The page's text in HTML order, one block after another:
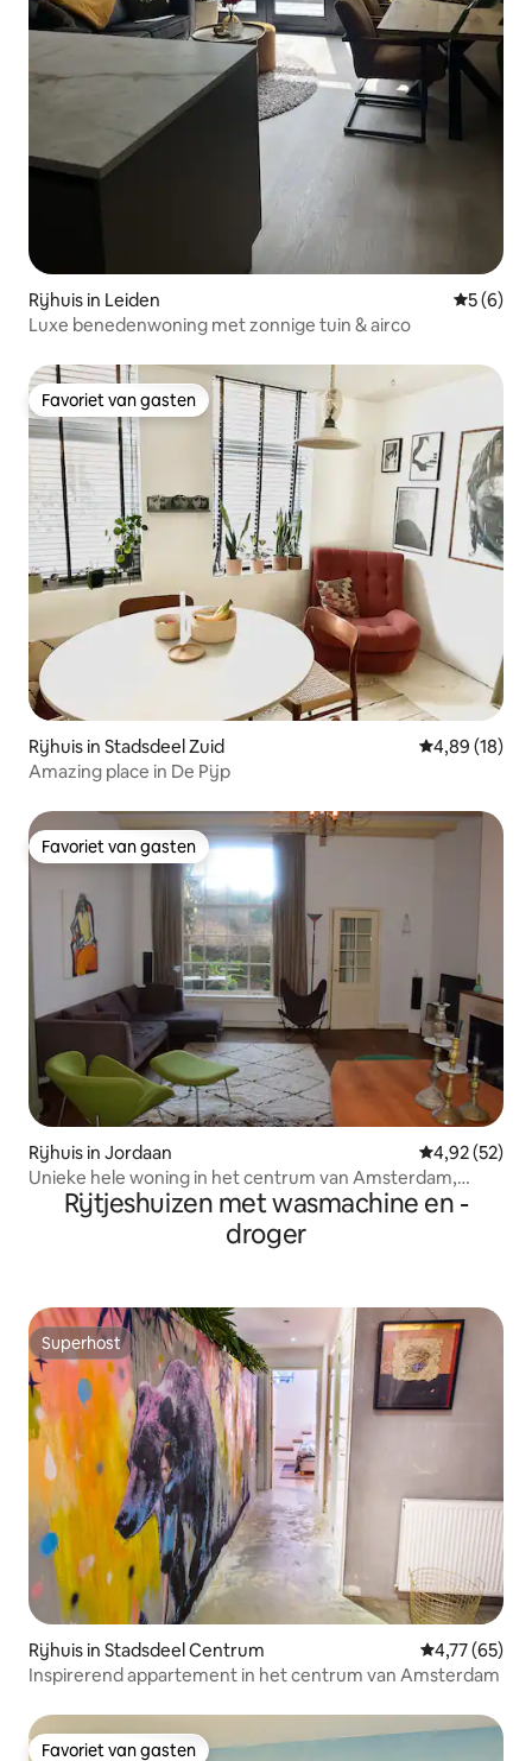
Rijhuis in Leiden
5 (6)
Luxe benedenwoning met zonnige tuin & airco
Favoriet van gasten
Favoriet van gasten
Rijhuis in Stadsdeel Zuid Gemiddelde
4,89 (18)
Amazing place in De Pijp
Favoriet van gasten
Favoriet van gasten
Rijhuis in Jordaan Gemiddelde
4,92 (52)
Unieke hele woning in het centrum van Amsterdam,
Jordaan
Rijtjeshuizen met wasmachine en -
droger
Superhost
Superhost
Rijhuis in Stadsdeel Centrum Gemiddelde
4,77 (65)
Inspirerend appartement in het centrum van Amsterdam
Favoriet van gasten